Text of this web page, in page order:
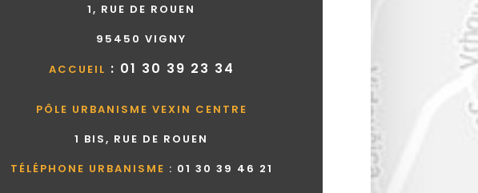
1, RUE DE ROUEN
95450 VIGNY
ACCUEIL : 01 30 39 23 34
PÔLE URBANISME VEXIN CENTRE
1 BIS, RUE DE ROUEN
TÉLÉPHONE URBANISME : 01 30 39 46 21